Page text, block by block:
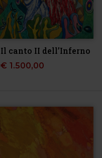
Il canto II dell’Inferno
€ 1.500,00